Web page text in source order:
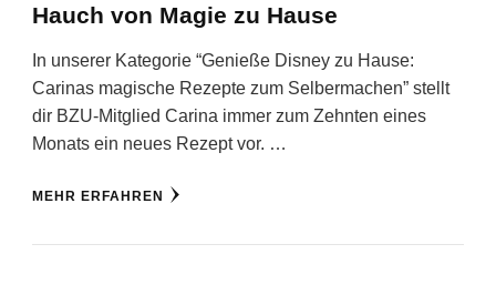
Hauch von Magie zu Hause
In unserer Kategorie “Genieße Disney zu Hause:
Carinas magische Rezepte zum Selbermachen” stellt
dir BZU-Mitglied Carina immer zum Zehnten eines
Monats ein neues Rezept vor. …
MEHR ERFAHREN